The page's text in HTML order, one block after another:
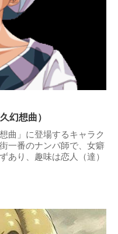
幻想曲）
曲」に登場するキャラク
一番のナンパ師で、女癖
あり、趣味は恋人（達）